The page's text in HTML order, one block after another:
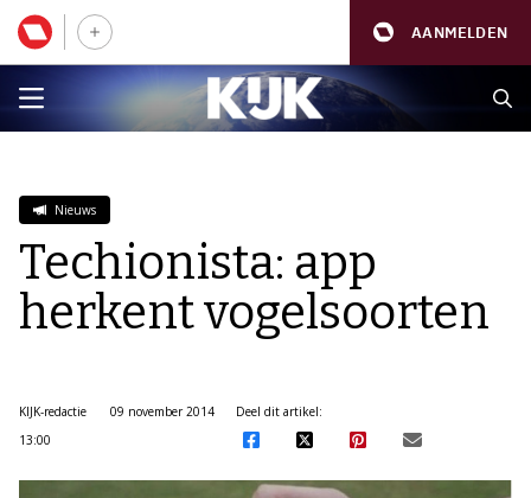
AANMELDEN
Nieuws
Techionista: app
herkent vogelsoorten
KIJK-redactie
09 november 2014
13:00
Deel dit artikel: